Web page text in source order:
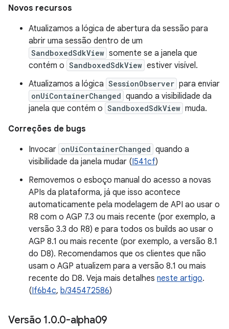
Novos recursos
Atualizamos a lógica de abertura da sessão para
abrir uma sessão dentro de um
SandboxedSdkView somente se a janela que
contém o SandboxedSdkView estiver visível.
Atualizamos a lógica SessionObserver para enviar
onUiContainerChanged quando a visibilidade da
janela que contém o SandboxedSdkView muda.
Correções de bugs
Invocar onUiContainerChanged quando a
visibilidade da janela mudar (I541cf)
Removemos o esboço manual do acesso a novas
APIs da plataforma, já que isso acontece
automaticamente pela modelagem de API ao usar o
R8 com o AGP 7.3 ou mais recente (por exemplo, a
versão 3.3 do R8) e para todos os builds ao usar o
AGP 8.1 ou mais recente (por exemplo, a versão 8.1
do D8). Recomendamos que os clientes que não
usam o AGP atualizem para a versão 8.1 ou mais
recente do D8. Veja mais detalhes neste artigo.
(If6b4c, b/345472586)
Versão 1.0.0-alpha09